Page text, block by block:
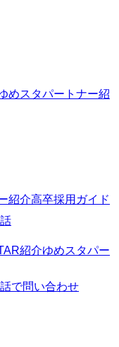
めスタパートナー紹
紹介高卒採用ガイド
紹介ゆめスタパー
で問い合わせ